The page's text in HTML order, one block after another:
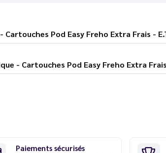
Description - Cartouches Pod Easy Freho Extra Frais -
Fiche technique - Cartouches Pod Easy Freho Extra
Paiements sécurisés